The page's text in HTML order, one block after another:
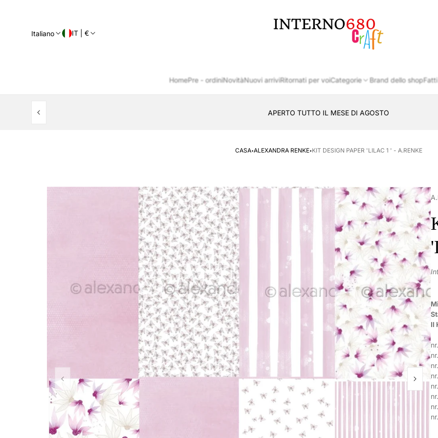
Italiano IT | €
del
negozio
HomePre - ordiniNovitàNuovi arriviRitornati per voiCategorie Brand dello shop
CONSEGNA AL LOCKER INPOST
CASA·ALEXANDRA RENKE·KIT DESIGN PAPER 'LILAC 1 ' - A.RENKE
Il